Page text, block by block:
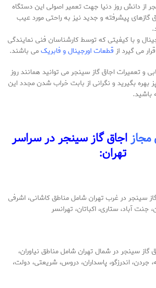
از دانش روز دنیا جهت تعمیر اصولی این دستگاه
گازهای پیشرفته و جدید نیز به راحتی مورد عیب
و با کیفیتی که توسط کارشناسان فنی نمایندگی
می‌ گیرد از قطعات اورجینال و فابریکمی‌ باشند.
و تعمیرات اجاق گاز سینجر می‌ توانید همانند روز
بهره بگیرید و نگرانی از بابت خراب شدن مجدد این
باشید.
مجازاجاق گاز سینجر در سراسر
تهران:
سینجر در غرب تهران شامل مناطق کاشانی، اشرفی
جنت آباد، ستاری، اکباتان، تهرانسر
گاز سینجر در شمال تهران شامل مناطق نیاوران،
جردن، اندرزگو، پاسداران، دروس، شریعتی، دولت،